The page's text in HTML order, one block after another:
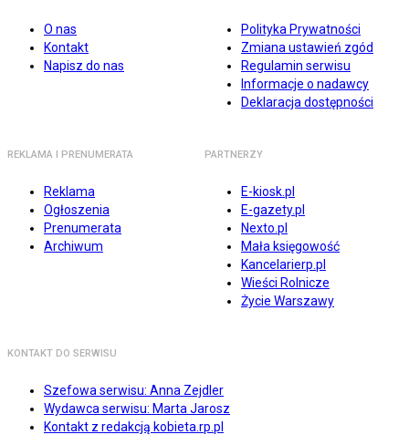
O nas
Kontakt
Napisz do nas
Polityka Prywatności
Zmiana ustawień zgód
Regulamin serwisu
Informacje o nadawcy
Deklaracja dostępności
REKLAMA I PRENUMERATA
Reklama
Ogłoszenia
Prenumerata
Archiwum
PARTNERZY
E-kiosk.pl
E-gazety.pl
Nexto.pl
Mała księgowość
Kancelarierp.pl
Wieści Rolnicze
Życie Warszawy
KONTAKT DO SERWISU
Szefowa serwisu: Anna Zejdler
Wydawca serwisu: Marta Jarosz
Kontakt z redakcją kobieta.rp.pl